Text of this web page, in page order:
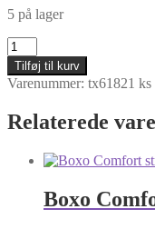
5 på lager
GRÆSBOLD
M.
BJÆLDE
antal
Tilføj til kurv
Varenummer: tx61821 ks
Relaterede
Boxo